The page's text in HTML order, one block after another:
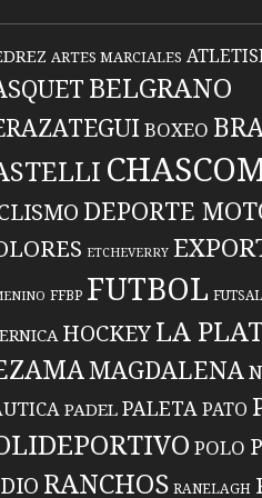
ARTES MARCIALES
BELGRANO
BOXEO
DEPORTE
ETCHEVERRY
FFBP FUTBOL FUTSAL
HOCKEYLA
MAGDALENA
PADEL PALETAPATO
POLO
RANCHOS RANELAGH